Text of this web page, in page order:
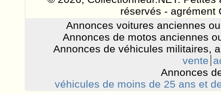
réservés - agrément
Annonces voitures anciennes
Annonces de motos anciennes
Annonces de véhicules militaires,
vente
Annonces
véhicules de moins de 25 ans et